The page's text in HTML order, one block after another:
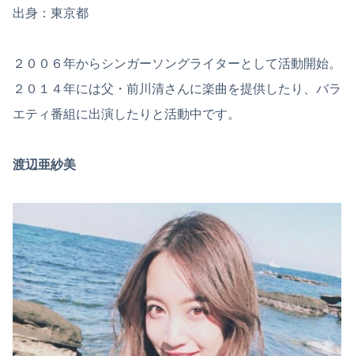
出身：東京都
２００６年からシンガーソングライターとして活動開始。
２０１４年には父・前川清さんに楽曲を提供したり、バラ
エティ番組に出演したりと活動中です。
渡辺亜紗美